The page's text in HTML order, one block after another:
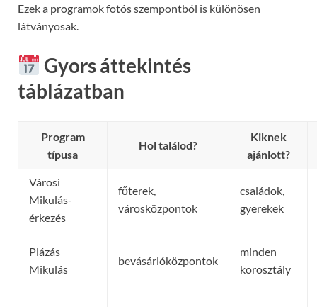
Ezek a programok fotós szempontból is különösen
látványosak.
Gyors áttekintés
táblázatban
Program
típusa
Hol találod?
Kiknek
ajánlott?
Városi
Mikulás-
érkezés
főterek,
városközpontok
családok,
gyerekek
Plázás
Mikulás
bevásárlóközpontok
minden
korosztály